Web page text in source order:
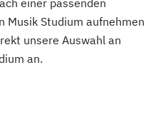
Musik Studium aufnehmen
unsere Auswahl an
an.